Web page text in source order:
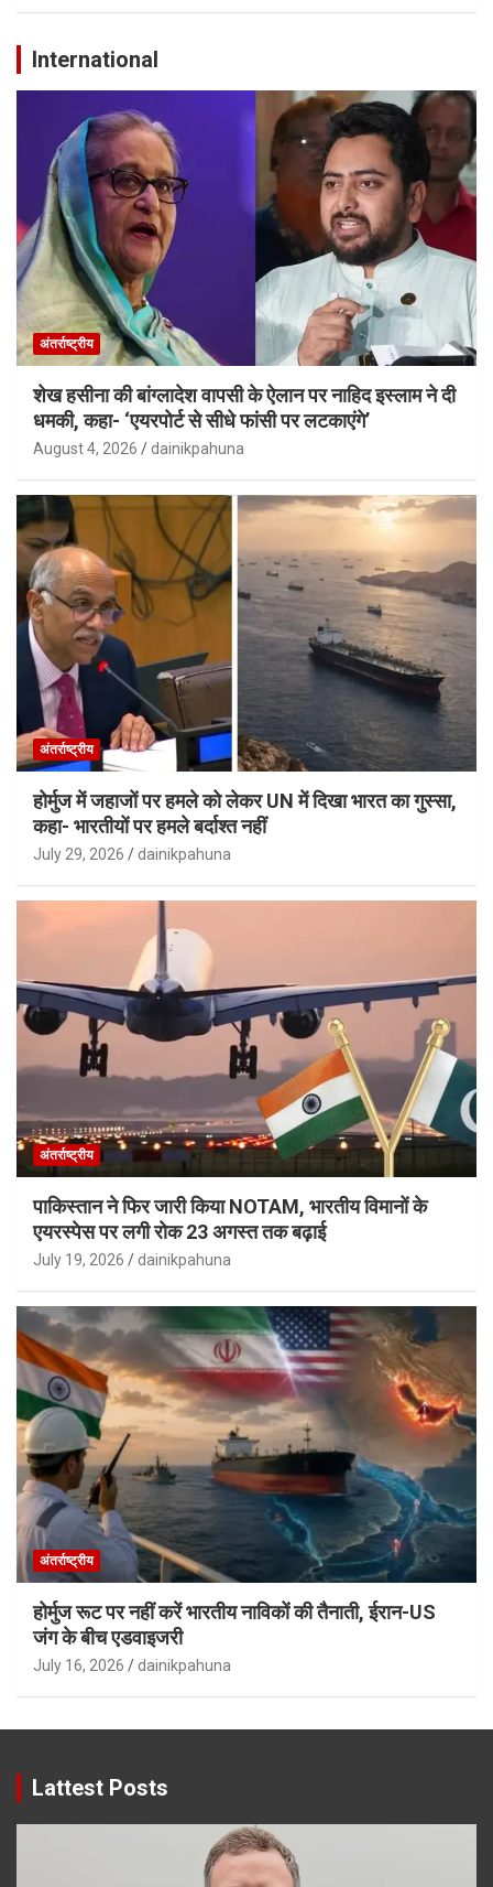
International
अंतर्राष्ट्रीय
शेख हसीना की बांग्लादेश वापसी के ऐलान पर नाहिद इस्लाम ने दी
धमकी, कहा- ‘एयरपोर्ट से सीधे फांसी पर लटकाएंगे’
August 4, 2026 dainikpahuna
अंतर्राष्ट्रीय
होर्मुज में जहाजों पर हमले को लेकर UN में दिखा भारत का गुस्सा,
कहा- भारतीयों पर हमले बर्दाश्त नहीं
July 29, 2026 dainikpahuna
अंतर्राष्ट्रीय
पाकिस्तान ने फिर जारी किया NOTAM, भारतीय विमानों के
एयरस्पेस पर लगी रोक 23 अगस्त तक बढ़ाई
July 19, 2026 dainikpahuna
अंतर्राष्ट्रीय
होर्मुज रूट पर नहीं करें भारतीय नाविकों की तैनाती, ईरान-US
जंग के बीच एडवाइजरी
July 16, 2026 dainikpahuna
Lattest Posts